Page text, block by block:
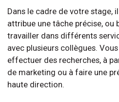
Dans le cadre de votre stage,
attribue une tâche précise, ou
travailler dans différents
avec plusieurs collègues.
effectuer des recherches, à
de marketing ou à faire une
haute direction.